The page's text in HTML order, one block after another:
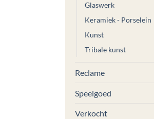
Glaswerk
Keramiek - Porselein
Kunst
Tribale kunst
Reclame
Speelgoed
Verkocht